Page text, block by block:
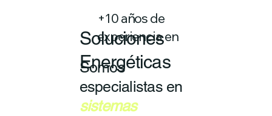
Soluciones
Energéticas
+10 años de
experiencia en
Somos
especialistas en
sistemas